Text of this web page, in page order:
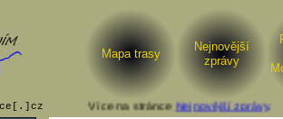
∴ Více na stránceNejnovější zprávy.
Mapa trasy
Nejnovější
zprávy